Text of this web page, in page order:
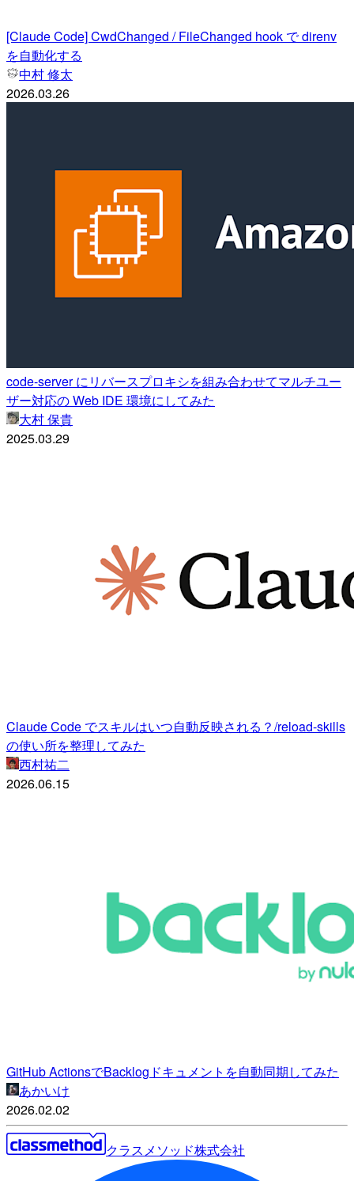
[Claude Code] CwdChanged / FileChanged hook で direnv
を自動化する
中村 修太
2026.03.26
code-server にリバースプロキシを組み合わせてマルチユー
ザー対応の Web IDE 環境にしてみた
大村 保貴
2025.03.29
Claude Code でスキルはいつ自動反映される？/reload-skills
の使い所を整理してみた
西村祐二
2026.06.15
GitHub ActionsでBacklogドキュメントを自動同期してみた
あかいけ
2026.02.02
クラスメソッド株式会社